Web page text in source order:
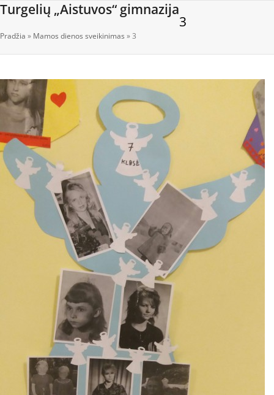
Skip
content
Turgelių „Aistuvos“ gimnazija
Open
mobile
Close
mobile
3
Pradžia » Mamos dienos sveikinimas »3